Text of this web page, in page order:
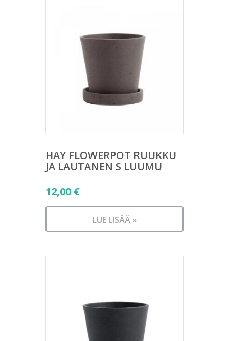
HAY FLOWERPOT RUUKKU
JA LAUTANEN S LUUMU
12,00 €
LUE LISÄÄ »